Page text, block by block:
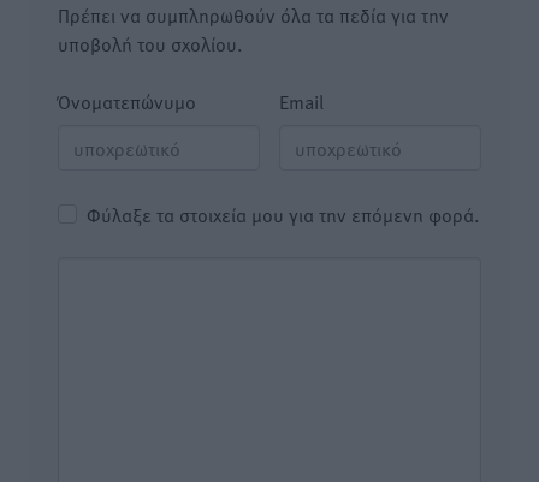
Πρέπει να συμπληρωθούν όλα τα πεδία για την
υποβολή του σχολίου.
Όνοματεπώνυμο Email
Φύλαξε τα στοιχεία μου για την επόμενη φορά.